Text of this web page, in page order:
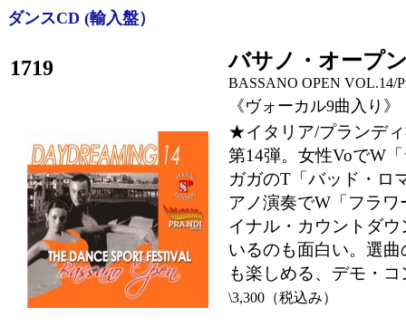
ダンスCD (輸入盤）
1719 バサノ・オープ
BASSANO OPEN VOL.14/
《ヴォーカル9曲入り》
★イタリア/プランデ
第14弾。女性VoでW
ガガのT「バッド・ロ
アノ演奏でW「フラ
イナル・カウントダ
いるのも面白い。選
も楽しめる、デモ・
\3,300（税込み）